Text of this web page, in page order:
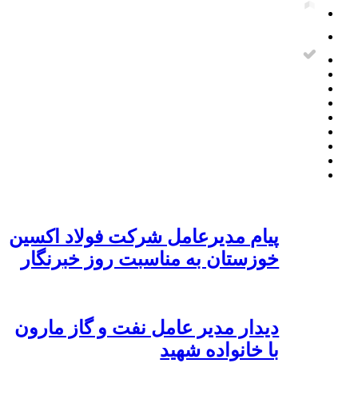
پیام مدیرعامل شرکت فولاد اکسین
خوزستان به مناسبت روز خبرنگار
دیدار مدیر عامل نفت و گاز مارون
با خانواده شهید